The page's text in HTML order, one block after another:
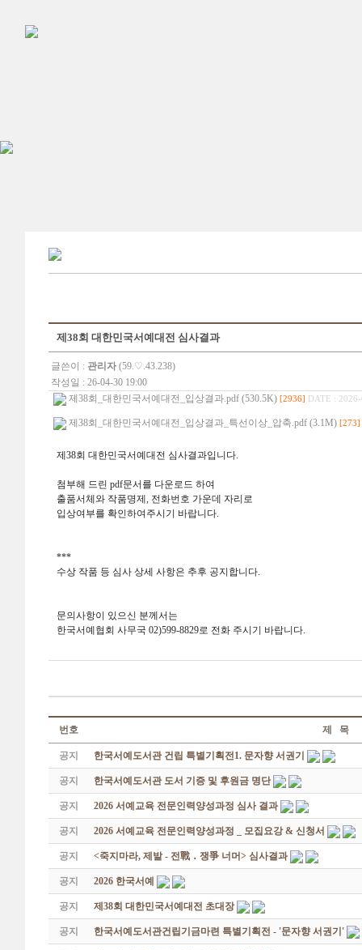
제38회 대한민국서예대전 심사결과
글쓴이 : 관리자 (59.♡.43.238)
작성일 : 26-04-30 19:00
제38회_대한민국서예대전_입상결과.pdf (530.5K) [2936] DATE :
제38회_대한민국서예대전_입상결과_특선이상_압축.pdf (3.1M) [273]
제38회 대한민국서예대전 심사결과입니다.
첨부해 드린 pdf문서를 다운로드 하여
출품서체와 작품명제, 전화번호 가운데 자리로
입상여부를 확인하여주시기 바랍니다.
***
수상 작품 등 심사 상세 사항은 추후 공지합니다.
문의사항이 있으신 분께서는
한국서예협회 사무국 02)599-8829로 전화 주시기 바랍니다.
번호 제 목
공지 한국서예도서관 건립 특별기획전1. 문자향 서권기
공지 한국서예도서관 도서 기증 및 후원금 명단
공지 2026 서예교육 전문인력양성과정 심사 결과
공지 2026 서예교육 전문인력양성과정 _ 모집요강 & 신청서
공지 <죽지마라, 제발 - 전戰 ․ 쟁爭 너머> 심사결과
공지 2026 한국서예
공지 제38회 대한민국서예대전 초대장
공지 한국서예도서관건립기금마련 특별기획전 - '문자향 서권기'